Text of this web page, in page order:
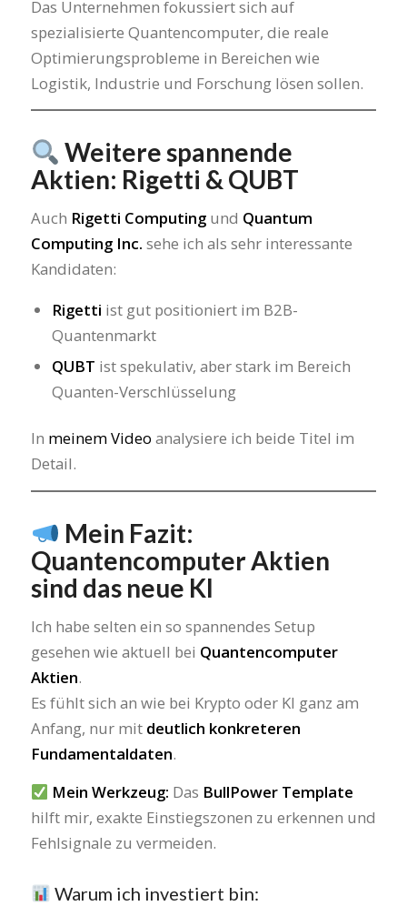
Das Unternehmen fokussiert sich auf
spezialisierte Quantencomputer, die reale
Optimierungsprobleme in Bereichen wie
Logistik, Industrie und Forschung lösen sollen.
Weitere spannende
Aktien: Rigetti & QUBT
Auch Rigetti Computingund Quantum
Computing Inc. sehe ich als sehr interessante
Kandidaten:
Rigetti ist gut positioniert im B2B-
Quantenmarkt
QUBT ist spekulativ, aber stark im Bereich
Quanten-Verschlüsselung
In meinem Video analysiere ich beide Titel im
Detail.
Mein Fazit:
Quantencomputer Aktien
sind das neue KI
Ich habe selten ein so spannendes Setup
gesehen wie aktuell bei Quantencomputer
Aktien.
Es fühlt sich an wie bei Krypto oder KI ganz am
Anfang, nur mit deutlich konkreteren
Fundamentaldaten.
Mein Werkzeug: Das BullPower Template
hilft mir, exakte Einstiegszonen zu erkennen und
Fehlsignale zu vermeiden.
Warum ich investiert bin: